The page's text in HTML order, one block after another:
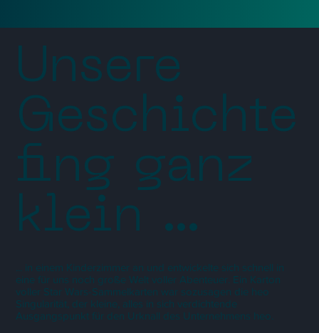
Unsere
Geschichte
fing ganz
klein …
... in einem Kinderzimmer an und entwickelte sich schnell in
eine für uns noch große Welt voller Abenteuer. Ein Karton
voller Star Wars-Sammelkarten war sozusagen die heo
Singularität, der kleine, alles in sich verdichtende
Ausgangspunkt für den Urknall des Unternehmens heo.